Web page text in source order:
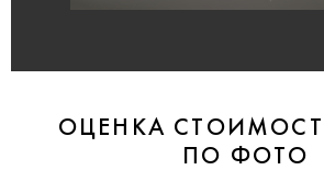
ОЦЕНКА
ПО ФОТО